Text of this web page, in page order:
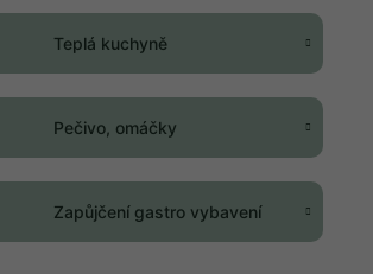
Teplá kuchyně
Pečivo, omáčky
Zapůjčení gastro vybavení